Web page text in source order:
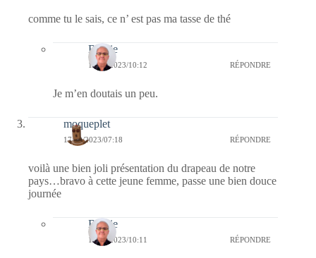
comme tu le sais, ce n’ est pas ma tasse de thé
Bernie
17/09/2023/10:12 RÉPONDRE
Je m’en doutais un peu.
moqueplet
17/09/2023/07:18 RÉPONDRE
voilà une bien joli présentation du drapeau de notre
pays…bravo à cette jeune femme, passe une bien douce
journée
Bernie
17/09/2023/10:11 RÉPONDRE